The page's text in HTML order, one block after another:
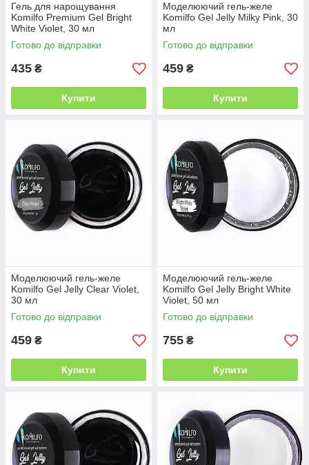
Гель для нарощування
Komilfo Premium Gel Bright
White Violet, 30 мл
Готово до відправки
435 ₴
Купити
Моделюючий гель-желе
Komilfo Gel Jelly Milky Pink, 30
мл
Готово до відправки
459 ₴
Купити
Моделюючий гель-желе
Komilfo Gel Jelly Clear Violet,
30 мл
Готово до відправки
459 ₴
Купити
Моделюючий гель-желе
Komilfo Gel Jelly Bright White
Violet, 50 мл
Готово до відправки
755 ₴
Купити